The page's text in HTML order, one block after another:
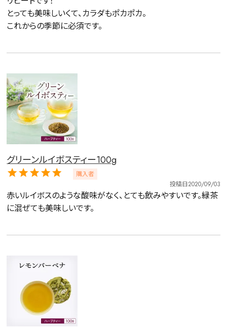
茶葉を選択
健康茶
紅茶
容量を選択
50g 100g
とっても美味しいくて、カラダもポカポカ。
これからの季節に必須です。
グリーンルイボスティー100g
購入者
投稿日2020/09/03
赤いルイボスのような酸味がなく、とても飲みやすいです。緑茶
に混ぜても美味しいです。